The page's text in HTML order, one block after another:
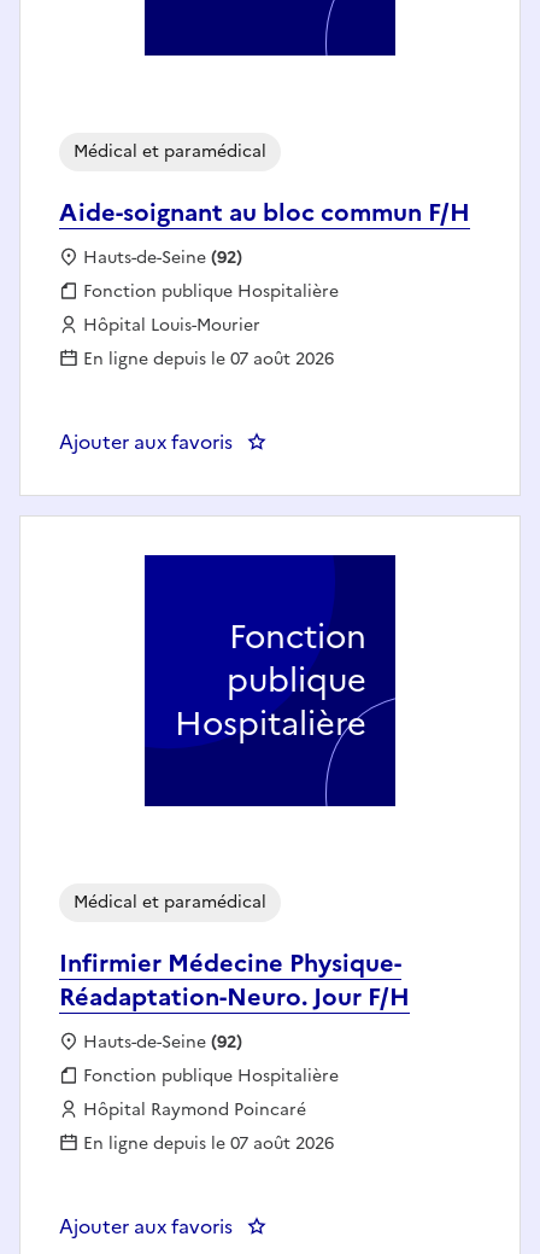
Aide-soignant au bloc commun F/H
Médical et paramédical
Localisation :
Hauts-de-Seine(92)
Fonction publique :
Fonction publique Hospitalière
Employeur :
Hôpital Louis-Mourier
En ligne depuis le 07 août 2026
Ajouter aux favoris : Aide-soignant au bloc
Infirmier Médecine Physique-
Réadaptation-Neuro. Jour F/H
Médical et paramédical
Localisation :
Hauts-de-Seine(92)
Fonction publique :
Fonction publique Hospitalière
Employeur :
Hôpital Raymond Poincaré
En ligne depuis le 07 août 2026
Ajouter aux favoris : Infirmier Médecine Physique-
Fonction
publique
Hospitalière